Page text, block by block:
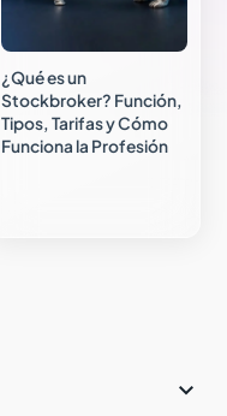
¿Qué es un
Stockbroker? Función,
Tipos, Tarifas y Cómo
Funciona la Profesión
